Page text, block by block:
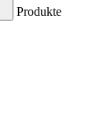
Produkte